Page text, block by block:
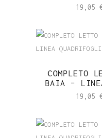
19,05
COMPLETO
BAIA –
19,05